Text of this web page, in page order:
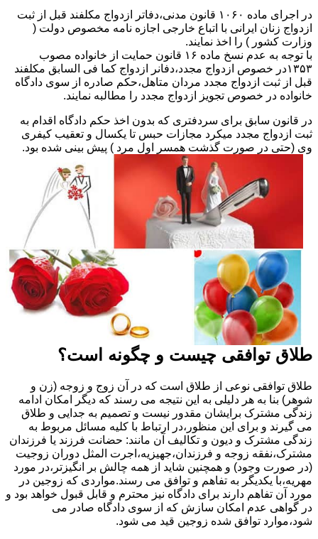
در اجرای ماده ۱۰۶۰ قانون مدنی،دفاتر ازدواج مکلفند قبل از ثبت
ازدواج زنان ایرانی با اتباع خارجی اجازه نامه مخصوص دولت (
وزارت کشور ) را اخذ نمایند.
با توجه به عدم نسخ ماده ۱۶ قانون حمایت از خانواده مصوب
۱۳۵۳در خصوص ازدواج مجدد،دفانر ازدواج کما فی السابق مکلفند
قبل از ثبت ازدواج مجدد مردان متاهل،حکم صادره از سوی دادگاه
خانواده در خصوص تجویز ازدواج مجدد را مطالبه نمایند.
در قانون سابق برای سردفتری که بدون اخذ حکم دادگاه اقدام به
ثبت ازدواج مجدد میکرد مجازات حبس تا یکسال و تعقیب کیفری
وی (حتی در صورت گذشت همسر اول مرد ) پیش بینی شده بود.
طلاق توافقی چیست و چگونه است؟
طلاق توافقی نوعی از طلاق است که در آن زوج و زوجه (زن و
شوهر) بنا به هر دلیلی به این نتیجه می رسند که دیگر امکان ادامه
زندگی مشترک برایشان مقدور نیست و تصمیم به جدایی و طلاق
می گیرند و برای این منظور،در ارتباط با کلیه مسائل مربوط به
زندگی مشترک و دیون و تکالیف آن مانند: حضانت فرزند یا فرزندان
مشترک،نفقه زوجه و فرزندان،جهیزیه،اجرت المثل دوران زوجیت
(در صورت وجود) و همچنین شاید از همه چالش بر انگیزتر،در مورد
مهریه،با یکدیگر به تفاهم و توافق می رسند.مواردی که زوجین در
مورد آن تفاهم دارند برای دادگاه نیز محترم و قابل قبول خواهد بود و
در گواهی عدم امکان سازش که از سوی دادگاه صادر می
شود،موارد توافق شده زوجین قید می شود.